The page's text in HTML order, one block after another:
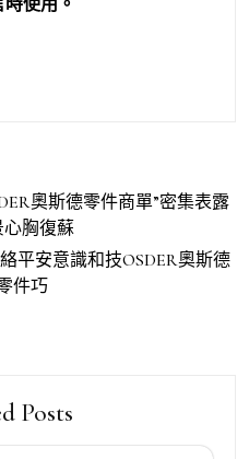
奧斯德零件商單”密集表露
胸復蘇
平安意識和技OSDER奧斯德
件巧
Posts